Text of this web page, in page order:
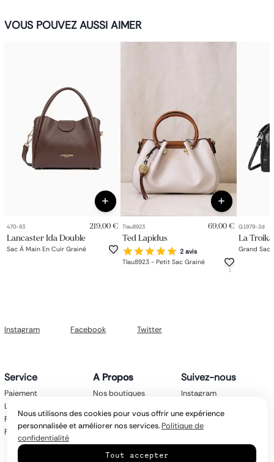
VOUS POUVEZ AUSSI AIMER
470-83 219,00 €
Lancaster Ida Double
Sac À Main En Cuir Grainé
Tlau8923 69,00 €
Ted Lapidus
2 avis
Tlau8923 - Petit Sac Grainé
1
G1979-2d
La
Grand Sac
Instagram Facebook Twitter
Service
Paiement
Livraison
Retours
FAQ
A Propos
Nos boutiques
Mentions légales
CGV
Politique de
confidentialité
Suivez-nous
Instagram
Twitter
Nous utilisons des cookies pour vous offrir une expérience
personnalisée et améliorer nos services. Politique de
confidentialité
Tout accepter